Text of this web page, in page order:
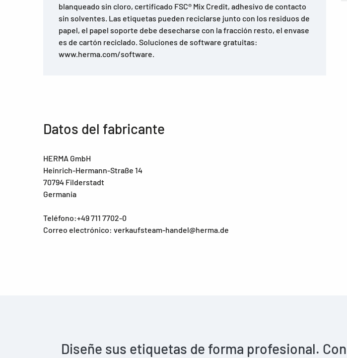
blanqueado sin cloro, certificado FSC® Mix Credit, adhesivo de contacto
sin solventes. Las etiquetas pueden reciclarse junto con los residuos de
papel, el papel soporte debe desecharse con la fracción resto, el envase
es de cartón reciclado. Soluciones de software gratuitas:
www.herma.com/software.
Datos del fabricante
HERMA GmbH
Heinrich-Hermann-Straße 14
70794 Filderstadt
Germania
Teléfono:+49 711 7702-0
Correo electrónico: verkaufsteam-handel@herma.de
Diseñe sus etiquetas de forma profesional.